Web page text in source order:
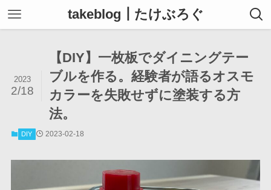
takeblog┃たけぶろぐ
【DIY】一枚板でダイニングテー
ブルを作る。経験者が語るオスモ
カラーを失敗せずに塗装する方
法。
2023
2/18
DIY 2023-02-18